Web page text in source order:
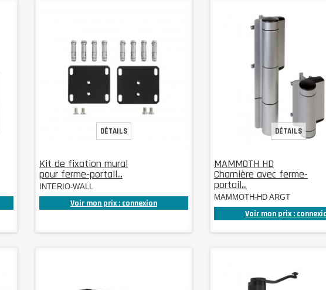
Kit de fixation mural
pour ferme-portail...
INTERIO-WALL
Voir mon prix : connexion
DÉTAILS
MAMMOTH HD
Charnière avec ferme-
portail...
MAMMOTH-HD ARGT
Voir mon prix :
DÉTAILS